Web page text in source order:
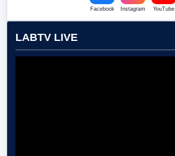
Facebook Instagram YouTube
LABTV LIVE